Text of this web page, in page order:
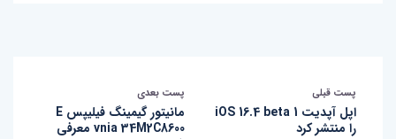
پست قبلی
اپل آپدیت iOS 16.4 beta 1
را منتشر کرد
پست بعدی
مانیتور گیمینگ فیلیپس E
vnia 34M2C8600 معرفی